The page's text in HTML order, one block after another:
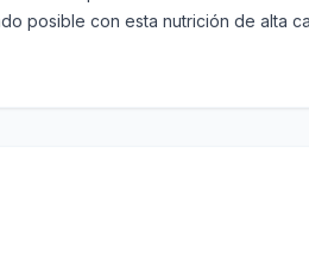
posible con esta nutrición de alta